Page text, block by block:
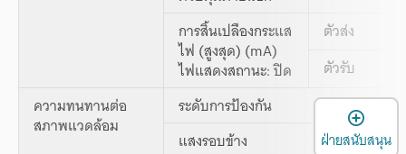
การสิ้นเปลืองกระแส
ไฟ (สูงสุด) (mA)
ไฟแสดงสถานะ: ปิด
ตัวส่ง
ตัวรับ
ความทนทานต่อ
สภาพแวดล้อม
ระดับการป้องกัน
แสงรอบข้าง
ฝ่ายสนับสนุน